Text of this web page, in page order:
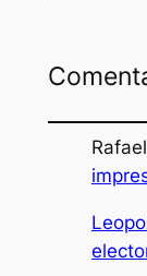
Rafael